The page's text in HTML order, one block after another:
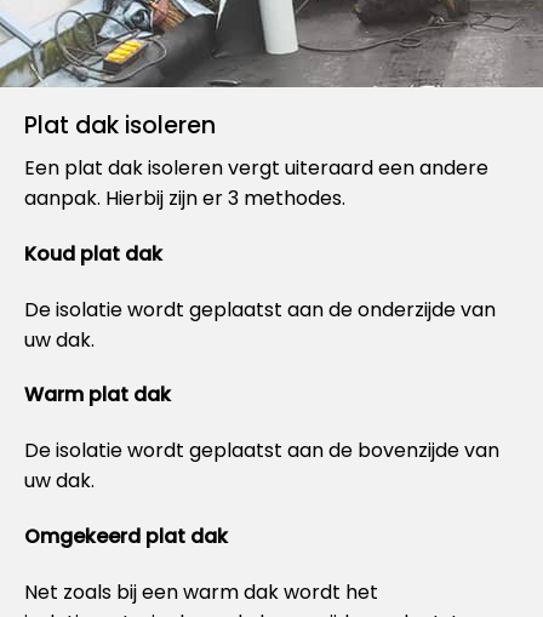
Plat dak isoleren
Een plat dak isoleren vergt uiteraard een andere
aanpak. Hierbij zijn er 3 methodes.
Koud plat dak
De isolatie wordt geplaatst aan de onderzijde van
uw dak.
Warm plat dak
De isolatie wordt geplaatst aan de bovenzijde van
uw dak.
Omgekeerd plat dak
Net zoals bij een warm dak wordt het